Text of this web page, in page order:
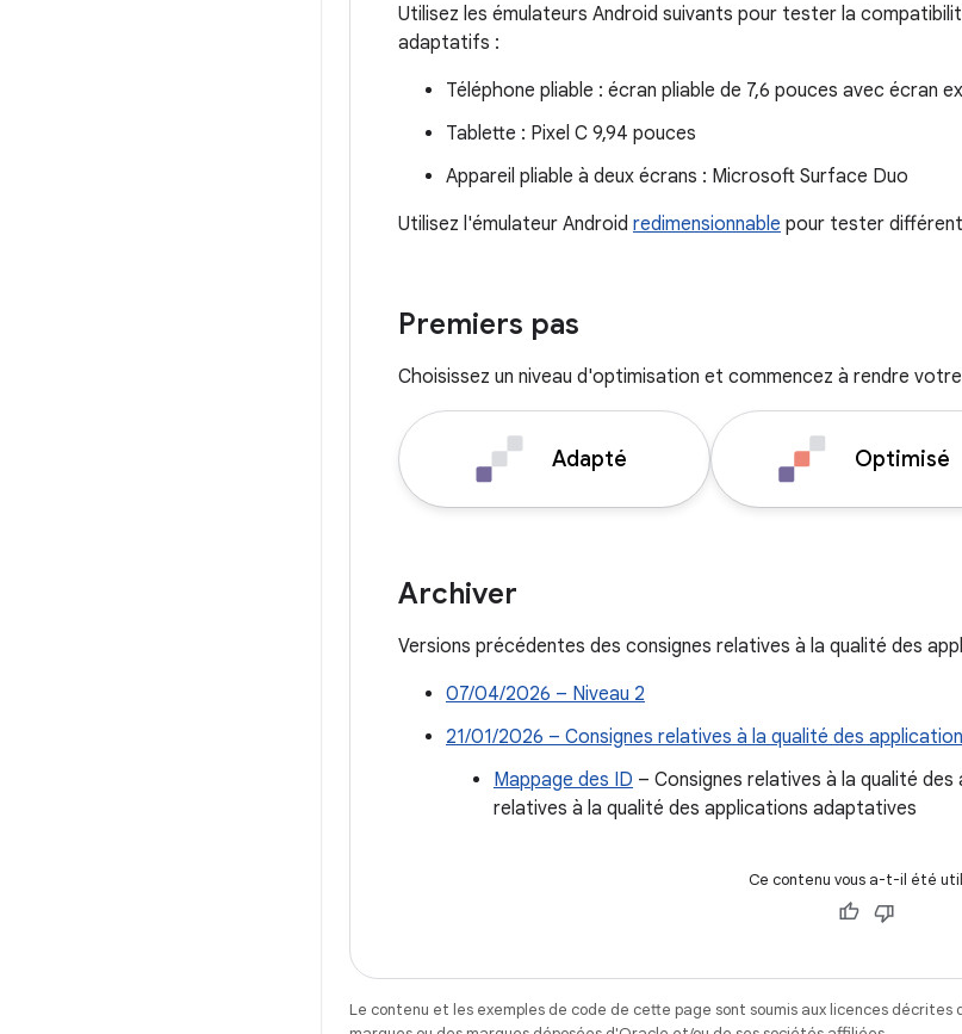
Utilisez les émulateurs Android suivants pour tester la
adaptatifs :
Téléphone pliable : écran pliable de 7,6 pouces avec écran
Tablette : Pixel C 9,94 pouces
Appareil pliable à deux écrans : Microsoft Surface Duo
Utilisez l'émulateur Android redimensionnable pour tester
Premiers pas
Choisissez un niveau d'optimisation et commencez à rendre
Adapté Optimisé
Archiver
Versions précédentes des consignes relatives à la qualité des
07/04/2026 – Niveau 2
21/01/2026 – Consignes relatives à la qualité des
Mappage des ID – Consignes relatives à la qualité
relatives à la qualité des applications adaptatives
Ce contenu vous a-t-il été
Le contenu et les exemples de code de cette page sont soumis aux licences décrites